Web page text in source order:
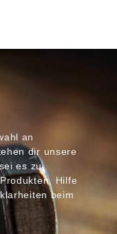
an
dir unsere
es zu
Hilfe
beim